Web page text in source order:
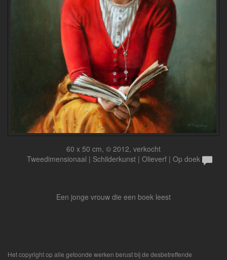
60 x 50 cm, © 2012, verkocht
Tweedimensionaal | Schilderkunst | Olieverf | Op doek
Een jonge vrouw die een boek leest
Het copyright op alle getoonde werken berust bij de desbetreffende